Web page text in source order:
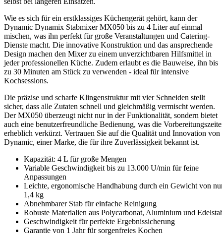
Wie es sich für ein erstklassiges Küchengerät gehört, kann der
Dynamic Dynamix Stabmixer MX050 bis zu 4 Liter auf einmal
mischen, was ihn perfekt für große Veranstaltungen und Catering-
Dienste macht. Die innovative Konstruktion und das ansprechende
Design machen den Mixer zu einem unverzichtbaren Hilfsmittel in
jeder professionellen Küche. Zudem erlaubt es die Bauweise, ihn bis
zu 30 Minuten am Stück zu verwenden - ideal für intensive
Kochsessions.
Die präzise und scharfe Klingenstruktur mit vier Schneiden stellt
sicher, dass alle Zutaten schnell und gleichmäßig vermischt werden.
Der MX050 überzeugt nicht nur in der Funktionalität, sondern bietet
auch eine benutzerfreundliche Bedienung, was die
erheblich verkürzt. Vertrauen Sie auf die Qualität und Innovation von
Dynamic, einer Marke, die für ihre Zuverlässigkeit bekannt ist.
Kapazität: 4 L für große Mengen
Variable Geschwindigkeit bis zu 13.000 U/min für feine
Anpassungen
Leichte, ergonomische Handhabung durch ein Gewicht von
1,4 kg
Abnehmbarer Stab für einfache Reinigung
Robuste Materialien aus Polycarbonat, Aluminium und
Geschwindigkeit für perfekte Ergebnissicherung
Garantie von 1 Jahr für sorgenfreies Kochen